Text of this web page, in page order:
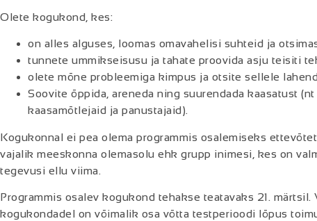
Olete kogukond, kes:
on alles alguses, loomas omavahelisi suhteid ja
tunnete ummikseisusu ja tahate proovida asju teisiti
olete mõne probleemiga kimpus ja otsite sellele
Soovite õppida, areneda ning suurendada kaasatust
kaasamõtlejaid ja panustajaid).
Kogukonnal ei pea olema programmis osalemiseks
vajalik meeskonna olemasolu ehk grupp inimesi, kes on
tegevusi ellu viima.
Programmis osalev kogukond tehakse teatavaks 21. märtsil.
kogukondadel on võimalik osa võtta testperioodi lõpus